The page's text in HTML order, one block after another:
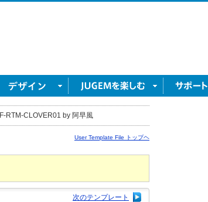
F-RTM-CLOVER01 by 阿早風
User Template File トップヘ
次のテンプレート